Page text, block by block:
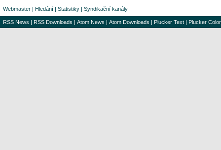
Webmaster | Hledání | Statistiky | Syndikační kanály
RSS News | RSS Downloads | Atom News | Atom Downloads | Plucker Text | Plucker Color